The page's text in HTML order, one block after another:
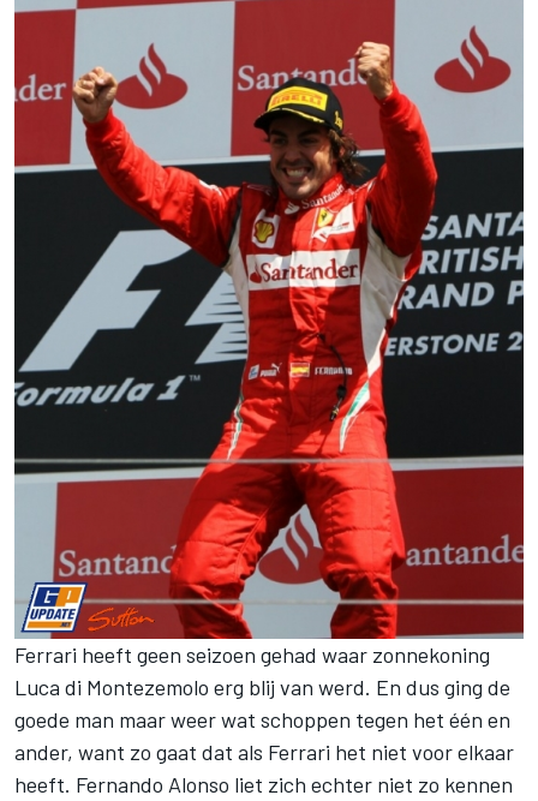
Ferrari heeft geen seizoen gehad waar zonnekoning
Luca di Montezemolo erg blij van werd. En dus ging de
goede man maar weer wat schoppen tegen het één en
ander, want zo gaat dat als Ferrari het niet voor elkaar
heeft. Fernando Alonso liet zich echter niet zo kennen